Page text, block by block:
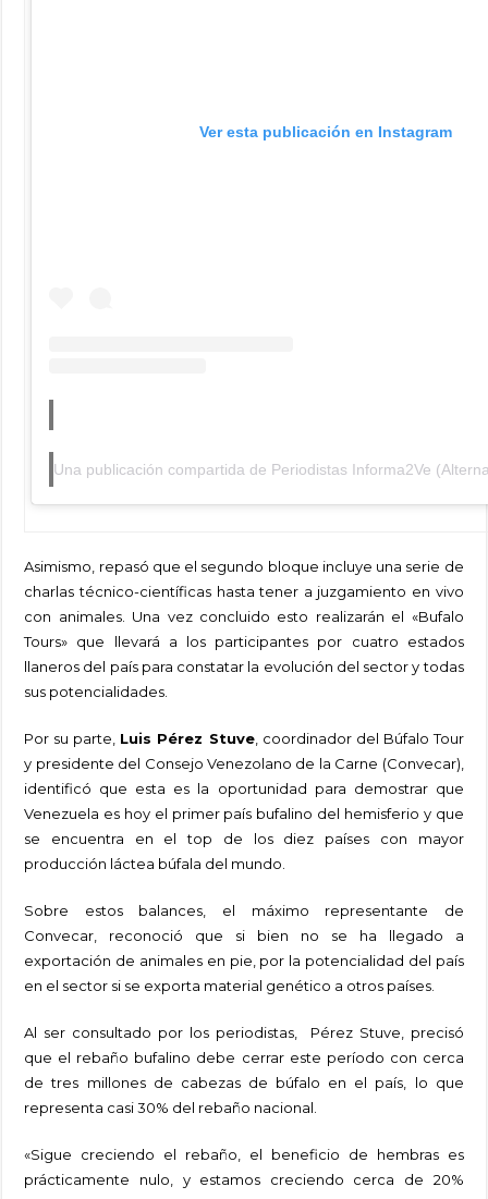
Ver esta publicación en Instagram
Asimismo, repasó que el segundo bloque incluye una serie de
charlas técnico-científicas hasta tener a juzgamiento en vivo
con animales. Una vez concluido esto realizarán el «Bufalo
Tours» que llevará a los participantes por cuatro estados
llaneros del país para constatar la evolución del sector y todas
sus potencialidades.
Por su parte, Luis Pérez Stuve, coordinador del Búfalo Tour
y presidente del Consejo Venezolano de la Carne (Convecar),
identificó que esta es la oportunidad para demostrar que
Venezuela es hoy el primer país bufalino del hemisferio y que
se encuentra en el top de los diez países con mayor
producción láctea búfala del mundo.
Sobre estos balances, el máximo representante de
Convecar, reconoció que si bien no se ha llegado a
exportación de animales en pie, por la potencialidad del país
en el sector si se exporta material genético a otros países.
Al ser consultado por los periodistas, Pérez Stuve, precisó
que el rebaño bufalino debe cerrar este período con cerca
de tres millones de cabezas de búfalo en el país, lo que
representa casi 30% del rebaño nacional.
«Sigue creciendo el rebaño, el beneficio de hembras es
prácticamente nulo, y estamos creciendo cerca de 20%